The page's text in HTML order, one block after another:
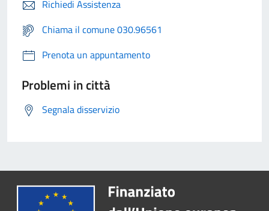
Richiedi Assistenza
Chiama il comune 030.96561
Prenota un appuntamento
Problemi in città
Segnala disservizio